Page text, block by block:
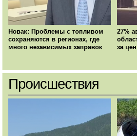
Новак: Проблемы с топливом
сохраняются в регионах, где
много независимых заправок
27%
за
Происшествия